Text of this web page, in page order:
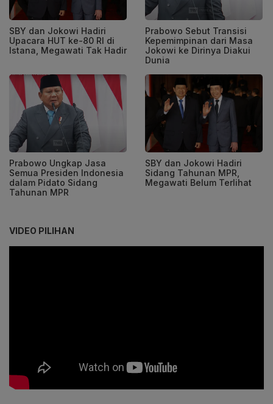
SBY dan Jokowi Hadiri
Upacara HUT ke-80 RI di
Istana, Megawati Tak Hadir
Prabowo Sebut Transisi
Kepemimpinan dari Masa
Jokowi ke Dirinya Diakui
Dunia
Prabowo Ungkap Jasa
Semua Presiden Indonesia
dalam Pidato Sidang
Tahunan MPR
SBY dan Jokowi Hadiri
Sidang Tahunan MPR,
Megawati Belum Terlihat
VIDEO PILIHAN